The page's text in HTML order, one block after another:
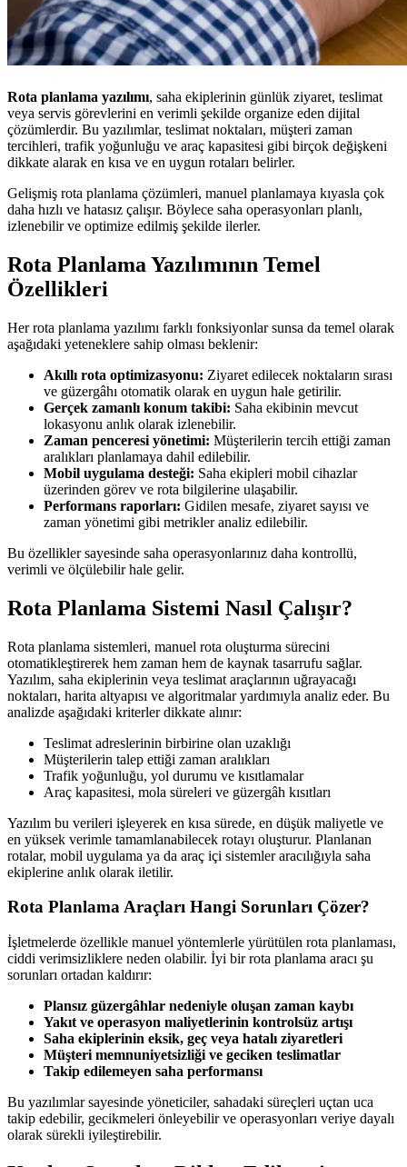
Rota planlama yazılımı, saha ekiplerinin günlük ziyaret, teslimat
veya servis görevlerini en verimli şekilde organize eden dijital
çözümlerdir. Bu yazılımlar, teslimat noktaları, müşteri zaman
tercihleri, trafik yoğunluğu ve araç kapasitesi gibi birçok değişkeni
dikkate alarak en kısa ve en uygun rotaları belirler.
Gelişmiş rota planlama çözümleri, manuel planlamaya kıyasla çok
daha hızlı ve hatasız çalışır. Böylece saha operasyonları planlı,
izlenebilir ve optimize edilmiş şekilde ilerler.
Rota Planlama Yazılımının Temel
Özellikleri
Her rota planlama yazılımı farklı fonksiyonlar sunsa da temel olarak
aşağıdaki yeteneklere sahip olması beklenir:
Akıllı rota optimizasyonu: Ziyaret edilecek noktaların sırası
ve güzergâhı otomatik olarak en uygun hale getirilir.
Gerçek zamanlı konum takibi: Saha ekibinin mevcut
lokasyonu anlık olarak izlenebilir.
Zaman penceresi yönetimi: Müşterilerin tercih ettiği zaman
aralıkları planlamaya dahil edilebilir.
Mobil uygulama desteği: Saha ekipleri mobil cihazlar
üzerinden görev ve rota bilgilerine ulaşabilir.
Performans raporları: Gidilen mesafe, ziyaret sayısı ve
zaman yönetimi gibi metrikler analiz edilebilir.
Bu özellikler sayesinde saha operasyonlarınız daha kontrollü,
verimli ve ölçülebilir hale gelir.
Rota Planlama Sistemi Nasıl Çalışır?
Rota planlama sistemleri, manuel rota oluşturma sürecini
otomatikleştirerek hem zaman hem de kaynak tasarrufu sağlar.
Yazılım, saha ekiplerinin veya teslimat araçlarının uğrayacağı
noktaları, harita altyapısı ve algoritmalar yardımıyla analiz eder. Bu
analizde aşağıdaki kriterler dikkate alınır:
Teslimat adreslerinin birbirine olan uzaklığı
Müşterilerin talep ettiği zaman aralıkları
Trafik yoğunluğu, yol durumu ve kısıtlamalar
Araç kapasitesi, mola süreleri ve güzergâh kısıtları
Yazılım bu verileri işleyerek en kısa sürede, en düşük maliyetle ve
en yüksek verimle tamamlanabilecek rotayı oluşturur. Planlanan
rotalar, mobil uygulama ya da araç içi sistemler aracılığıyla saha
ekiplerine anlık olarak iletilir.
Rota Planlama Araçları Hangi Sorunları Çözer?
İşletmelerde özellikle manuel yöntemlerle yürütülen rota planlaması,
ciddi verimsizliklere neden olabilir. İyi bir rota planlama aracı şu
sorunları ortadan kaldırır:
Plansız güzergâhlar nedeniyle oluşan zaman kaybı
Yakıt ve operasyon maliyetlerinin kontrolsüz artışı
Saha ekiplerinin eksik, geç veya hatalı ziyaretleri
Müşteri memnuniyetsizliği ve geciken teslimatlar
Takip edilemeyen saha performansı
Bu yazılımlar sayesinde yöneticiler, sahadaki süreçleri uçtan uca
takip edebilir, gecikmeleri önleyebilir ve operasyonları veriye dayalı
olarak sürekli iyileştirebilir.